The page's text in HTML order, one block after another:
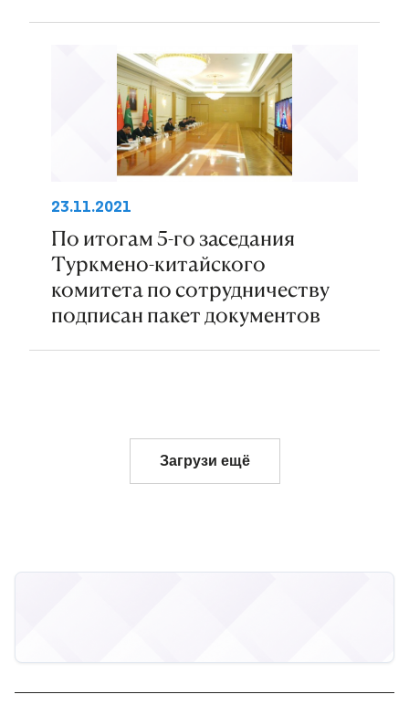
23.11.2021
По итогам 5-го заседания
Туркмено-китайского
комитета по сотрудничеству
подписан пакет документов
Загрузи ещё